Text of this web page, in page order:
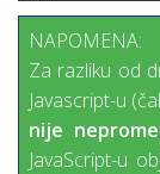
NAPOMENA:
Za razliku od
Javascript-u
nije
JavaScript-u